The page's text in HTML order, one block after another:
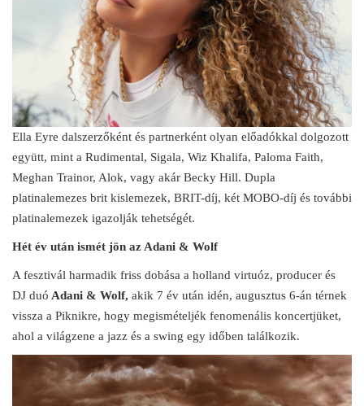
Ella Eyre dalszerzőként és partnerként olyan előadókkal dolgozott
együtt, mint a Rudimental, Sigala, Wiz Khalifa, Paloma Faith,
Meghan Trainor, Alok, vagy akár Becky Hill. Dupla
platinalemezes brit kislemezek, BRIT-díj, két MOBO-díj és további
platinalemezek igazolják tehetségét.
Hét év után ismét jön az Adani & Wolf
A fesztivál harmadik friss dobása a holland virtuóz, producer és
DJ duó Adani & Wolf, akik 7 év után idén, augusztus 6-án térnek
vissza a Piknikre, hogy megismételjék fenomenális koncertjüket,
ahol a világzene a jazz és a swing egy időben találkozik.